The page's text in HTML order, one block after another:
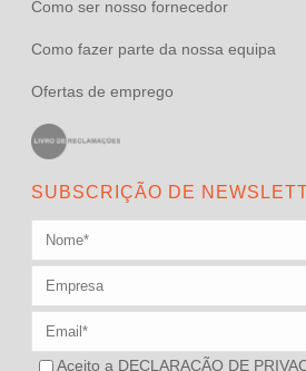
Como ser nosso fornecedor
Como fazer parte da nossa equipa
Ofertas de emprego
SUBSCRIÇÃO DE
Aceito a DECLARAÇÃO DE